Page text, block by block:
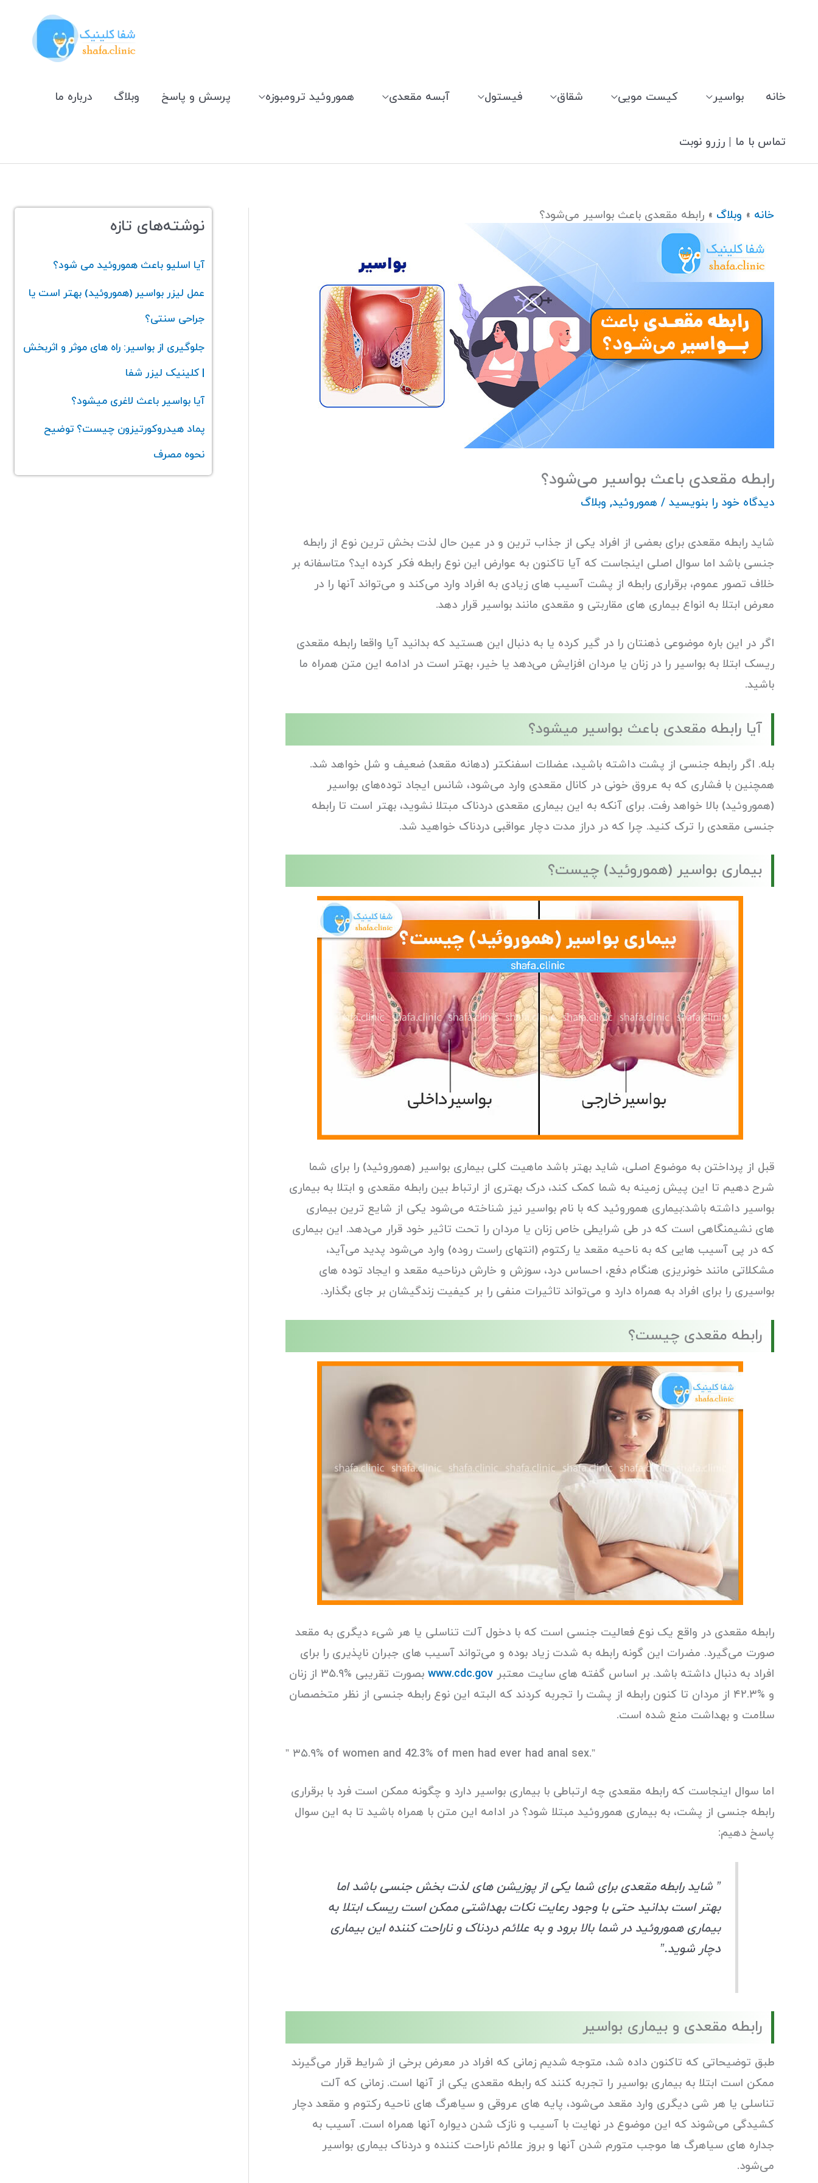
خانه بواسیر کیست مویی شقاق فیستول آبسه مقعدی هموروئید ترومبوزه پرسش و پاسخ وبلاگ درباره ما
تماس با ما | رزرو نوبت
خانه وبلاگ رابطه مقعدی باعث بواسیر می‌شود؟
رابطه مقعدی باعث بواسیر می‌شود؟
دیدگاه‌ خود را بنویسید / هموروئید, وبلاگ
شاید رابطه مقعدی برای بعضی از افراد یکی از جذاب ترین و در عین حال لذت بخش ترین نوع از رابطه
جنسی باشد اما سوال اصلی اینجاست که آیا تاکنون به عوارض این نوع رابطه فکر کرده اید؟ متاسفانه بر
خلاف تصور عموم، برقراری رابطه از پشت آسیب های زیادی به افراد وارد می‌کند و می‌تواند آنها را در
معرض ابتلا به انواع بیماری های مقاربتی و مقعدی مانند بواسیر قرار دهد.
اگر در این باره موضوعی ذهنتان را در گیر کرده یا به دنبال این هستید که بدانید آیا واقعا رابطه مقعدی
ریسک ابتلا به بواسیر را در زنان یا مردان افزایش می‌دهد یا خیر، بهتر است در ادامه این متن همراه ما
باشید.
آیا رابطه مقعدی باعث بواسیر میشود؟
بله. اگر رابطه جنسی از پشت داشته باشید، عضلات اسفنکتر (دهانه مقعد) ضعیف و شل خواهد شد.
همچنین با فشاری که به عروق خونی در کانال مقعدی وارد می‌شود، شانس ایجاد توده‌های بواسیر
(هموروئید) بالا خواهد رفت. برای آنکه به این بیماری مقعدی دردناک مبتلا نشوید، بهتر است تا رابطه
جنسی مقعدی را ترک کنید. چرا که در دراز مدت دچار عواقبی دردناک خواهید شد.
بیماری بواسیر (هموروئید) چیست؟
قبل از پرداختن به موضوع اصلی، شاید بهتر باشد ماهیت کلی بیماری بواسیر (هموروئید) را برای شما
شرح دهیم تا این پیش زمینه به شما کمک کند، درک بهتری از ارتباط بین رابطه مقعدی و ابتلا به بیماری
بواسیر داشته باشد:بیماری هموروئید که با نام بواسیر نیز شناخته می‌شود یکی از شایع ترین بیماری
های نشیمنگاهی است که در طی شرایطی خاص زنان یا مردان را تحت تاثیر خود قرار می‌دهد. این بیماری
که در پی آسیب هایی که به ناحیه مقعد یا رکتوم (انتهای راست روده) وارد می‌شود پدید می‌آید،
مشکلاتی مانند خونریزی هنگام دفع، احساس درد، سوزش و خارش درناحیه مقعد و ایجاد توده های
بواسیری را برای افراد به همراه دارد و می‌تواند تاثیرات منفی را بر کیفیت زندگیشان بر جای بگذارد.
رابطه مقعدی چیست؟
رابطه مقعدی در واقع یک نوع فعالیت جنسی است که با دخول آلت تناسلی یا هر شیء دیگری به مقعد
صورت می‌گیرد. مضرات این گونه رابطه به شدت زیاد بوده و می‌تواند آسیب های جبران ناپذیری را برای
افراد به دنبال داشته باشد. بر اساس گفته های سایت معتبر www.cdc.gov
بصورت تقریبی %۳۵.۹ از زنان
و %۴۲.۳ از مردان تا کنون رابطه از پشت را تجربه کردند که البته این نوع رابطه جنسی از نظر متخصصان
سلامت و بهداشت منع شده است.
” ۳۵.۹% of women and 42.3% of men had ever had anal sex.”
اما سوال اینجاست که رابطه مقعدی چه ارتباطی با بیماری بواسیر دارد و چگونه ممکن است فرد با برقراری
رابطه جنسی از پشت، به بیماری هموروئید مبتلا شود؟ در ادامه این متن با همراه باشید تا به این سوال
پاسخ دهیم:
” شاید رابطه مقعدی برای شما یکی از پوزیشن های لذت بخش جنسی باشد اما
بهتر است بدانید حتی با وجود رعایت نکات بهداشتی ممکن است ریسک ابتلا به
بیماری هموروئید در شما بالا برود و به علائم دردناک و ناراحت کننده این بیماری
دچار شوید.”
رابطه مقعدی و بیماری بواسیر
طبق توضیحاتی که تاکنون داده شد، متوجه شدیم زمانی که افراد در معرض برخی از شرایط قرار می‌گیرند
ممکن است ابتلا به بیماری بواسیر را تجربه کنند که رابطه مقعدی یکی از آنها است. زمانی که آلت
تناسلی یا هر شی دیگری وارد مقعد می‌شود، پایه های عروقی و سیاهرگ های ناحیه رکتوم و مقعد دچار
کشیدگی می‌شوند که این موضوع در نهایت با آسیب و نازک شدن دیواره آنها همراه است. آسیب به
جداره های سیاهرگ ها موجب متورم شدن آنها و بروز علائم ناراحت کننده و دردناک بیماری بواسیر
می‌شود.
نوشته‌های تازه
آیا اسلیو باعث هموروئید می‌ شود؟
عمل لیزر بواسیر (هموروئید) بهتر است یا
جراحی سنتی؟
جلوگیری از بواسیر: راه های موثر و اثربخش
| کلینیک لیزر شفا
آیا بواسیر باعث لاغری میشود؟
پماد هیدروکورتیزون چیست؟ توضیح
نحوه مصرف